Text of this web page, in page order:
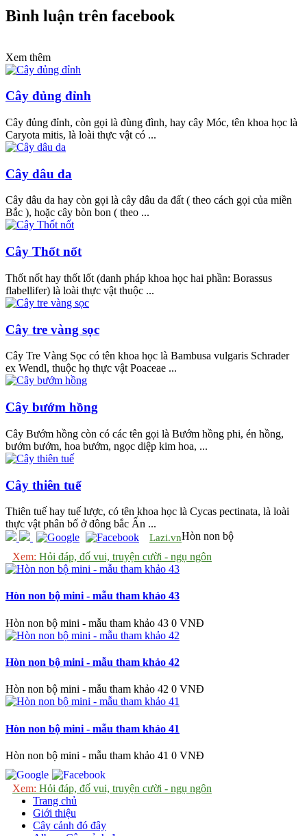
Bình luận trên facebook
Xem thêm
Cây đủng đỉnh
Cây đủng đỉnh, còn gọi là đùng đình, hay cây Móc, tên khoa học là
Caryota mitis, là loài thực vật có ...
Cây dâu da
Cây dâu da hay còn gọi là cây dâu da đất ( theo cách gọi của miền
Bắc ), hoặc cây bòn bon ( theo ...
Cây Thốt nốt
Thốt nốt hay thốt lốt (danh pháp khoa học hai phần: Borassus
flabellifer) là loài thực vật thuộc ...
Cây tre vàng sọc
Cây Tre Vàng Sọc có tên khoa học là Bambusa vulgaris Schrader
ex Wendl, thuộc họ thực vật Poaceae ...
Cây bướm hồng
Cây Bướm hồng còn có các tên gọi là Bướm hồng phi, én hồng,
bướm bướm, hoa bướm, ngọc diệp kim hoa, ...
Cây thiên tuế
Thiên tuế hay tuế lược, có tên khoa học là Cycas pectinata, là loài
thực vật phân bố ở đông bắc Ấn ...
Lazi.vn
Xem: Hỏi đáp, đố vui, truyện cười - ngụ ngôn
Hòn non bộ
Hòn non bộ mini - mẫu tham khảo 43
Hòn non bộ mini - mẫu tham khảo 43 0 VNĐ
Hòn non bộ mini - mẫu tham khảo 42
Hòn non bộ mini - mẫu tham khảo 42 0 VNĐ
Hòn non bộ mini - mẫu tham khảo 41
Hòn non bộ mini - mẫu tham khảo 41 0 VNĐ
Xem: Hỏi đáp, đố vui, truyện cười - ngụ ngôn
Trang chủ
Giới thiệu
Cây cảnh đó đây